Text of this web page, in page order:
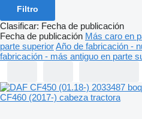
Filtro
Clasificar: Fecha de publicación
Fecha de publicación Más caro en
parte superiorAño de fabricación -
fabricación - más antiguo en parte